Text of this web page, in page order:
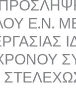
Ε.Ν.